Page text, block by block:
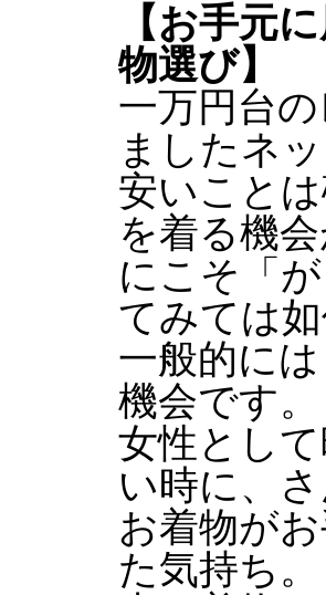
【お手元
物選び】
一万円台
ましたネ
安いこと
を着る機
にこそ「
てみては
一般的に
機会です。
女性とし
い時に、
お着物が
た気持ち。